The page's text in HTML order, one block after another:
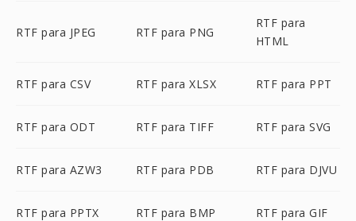
RTF para JPEG RTF para PNG
RTF para
HTML
RTF para CSV RTF para XLSX RTF para PPT
RTF para ODT RTF para TIFF RTF para SVG
RTF para AZW3 RTF para PDB RTF para DJVU
RTF para PPTX RTF para BMP RTF para GIF